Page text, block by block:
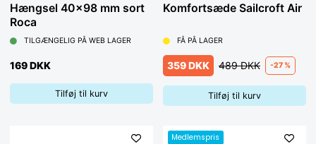
Hængsel 40x98 mm sort
Roca
TILGÆNGELIG PÅ WEB LAGER
169 DKK
Tilføj til kurv
Komfortsæde Sailcroft Air
FÅ PÅ LAGER
359 DKK 489 DKK -27 %
Tilføj til kurv
Medlemspris